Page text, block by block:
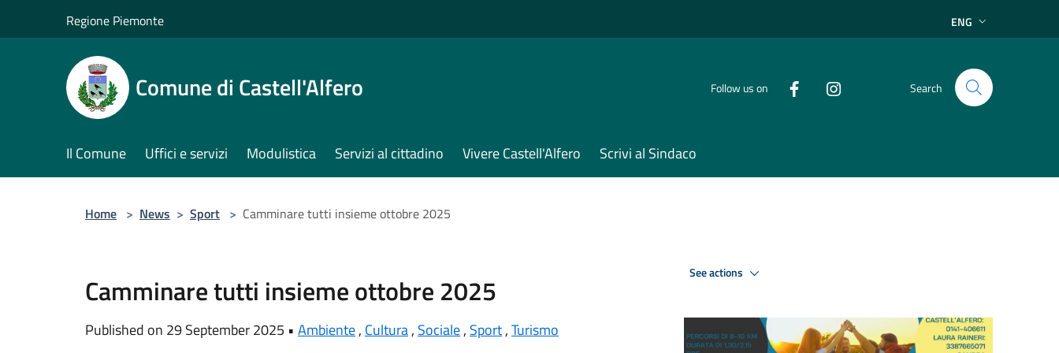
Regione Piemonte ENG
Comune di Castell'Alfero Follow us on Search
Il Comune Uffici e servizi Modulistica Servizi al cittadino Vivere Castell'Alfero Scrivi al Sindaco
Home > News > Sport > Camminare tutti insieme ottobre 2025
Camminare tutti insieme ottobre 2025
Published on 29 September 2025 • Ambiente, Cultura, Sociale, Sport,Turismo
See actions